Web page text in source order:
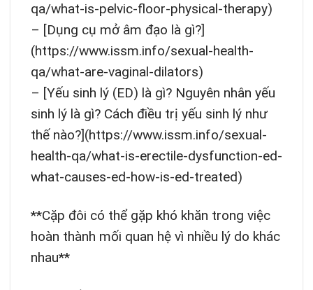
qa/what-is-pelvic-floor-physical-therapy)
– [Dụng cụ mở âm đạo là gì?]
(https://www.issm.info/sexual-health-
qa/what-are-vaginal-dilators)
– [Yếu sinh lý (ED) là gì? Nguyên nhân yếu
sinh lý là gì? Cách điều trị yếu sinh lý như
thế nào?](https://www.issm.info/sexual-
health-qa/what-is-erectile-dysfunction-ed-
what-causes-ed-how-is-ed-treated)
**Cặp đôi có thể gặp khó khăn trong việc
hoàn thành mối quan hệ vì nhiều lý do khác
nhau**